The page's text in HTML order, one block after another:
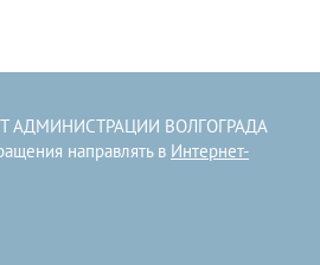
ВОЛГОГРАДА
направлять в Интернет-